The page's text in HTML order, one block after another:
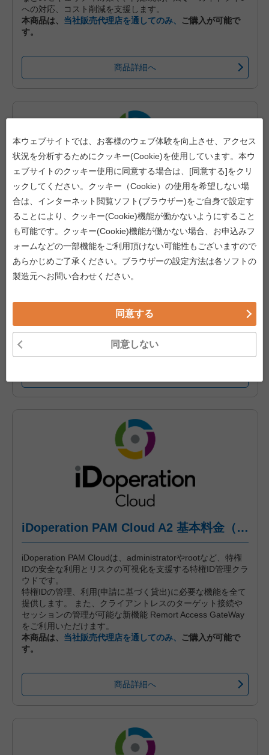
への対応、コスト削減を支援します。
本商品は、 当社販売代理店を通してのみ、
ご購入が可能で
す。
商品詳細へ
iDoperation PAM Cloud B1 基本料金（年間プラン、月々後払い）
iDoperation PAM Cloudは、administratorやrootなど、特権
IDの安全な利用とリスクの可視化を支援する特権ID管理クラ
ウドです。
特権IDの管理、利用(申請に基づく貸出)、点検(アクセスロ
への対応、コスト削減を支援します。
本商品は、当社販売代理店を通してのみ、ご購入が可能で
す。
iDoperation PAM Cloud A2 基本料金（標準プラン、月々後払い）
iDoperation PAM Cloudは、administratorやrootなど、特権
IDの安全な利用とリスクの可視化を支援する特権ID管理クラ
ウドです。
特権IDの管理、利用(申請に基づく貸出)に必要な機能を全て
提供します。 また、クライアントレスのターゲット接続や
セッションの管理が可能な新機能 Remort Access GateWay
をご利用いただけます。
本商品は、 当社販売代理店を通してのみ、
ご購入が可能で
す。
商品詳細へ
本ウェブサイトでは、お客様のウェブ体験を向上させ、アクセス
状況を分析するためにクッキー(Cookie)を使用しています。本ウ
ェブサイトのクッキー使用に同意する場合は、[同意する]をクリ
ックしてください。クッキー（Cookie）の使用を希望しない場
合は、インターネット閲覧ソフト(ブラウザー)をご自身で設定す
ることにより、クッキー(Cookie)機能が働かないようにすること
も可能です。クッキー(Cookie)機能が働かない場合、お申込みフ
ォームなどの一部機能をご利用頂けない可能性もございますので
あらかじめご了承ください。ブラウザーの設定方法は各ソフトの
製造元へお問い合わせください。
同意しない
同意する